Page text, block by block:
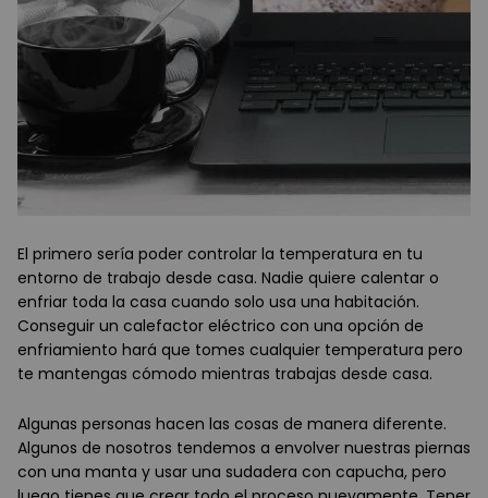
El primero sería poder controlar la temperatura en tu
entorno de trabajo desde casa. Nadie quiere calentar o
enfriar toda la casa cuando solo usa una habitación.
Conseguir un calefactor eléctrico con una opción de
enfriamiento hará que tomes cualquier temperatura pero
te mantengas cómodo mientras trabajas desde casa.
Algunas personas hacen las cosas de manera diferente.
Algunos de nosotros tendemos a envolver nuestras piernas
con una manta y usar una sudadera con capucha, pero